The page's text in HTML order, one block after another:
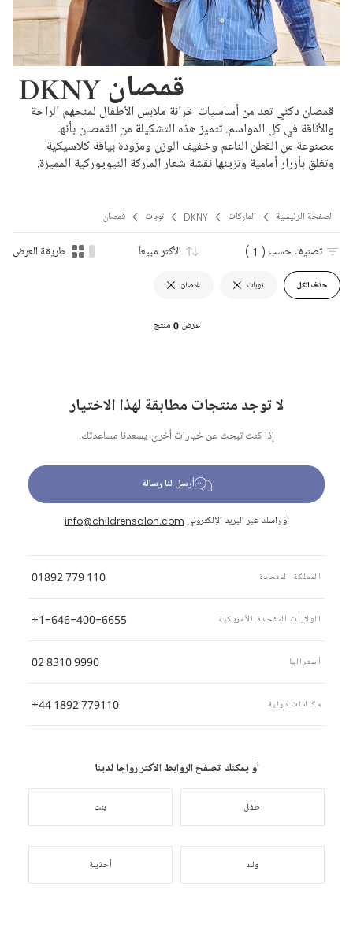
DKNY قمصان
قمصان دكني تعد من أساسيات خزانة ملابس الأطفال لمنحهم الراحة
والأناقة في كل المواسم. تتميز هذه التشكيلة من القمصان بأنها
مصنوعة من القطن الناعم وخفيف الوزن ومزودة بياقة كلاسيكية
وتغلق بأزرار أمامية وتزينها نقشة شعار الماركة النيويوركية المميزة.
الصفحة الرئيسية الماركات DKNY توبات قمصان
حذف الكل توبات قمصان
تصنيف حسب ( 1 ) الأكثر مبيعاً طريقة العرض
عرض0 منتج
لا توجد منتجات مطابقة لهذا الاختيار
إذا كنت تبحث عن خيارات أخرى، يسعدنا مساعدتك.
أرسل لنا رسالة
أو راسلنا عبر البريد الإلكتروني info@childrensalon.com
المملكة المتحدة 01892 779 110
الولايات المتّحدة الأمريكية +1-646-400-6655
أستراليا 02 8310 9990
مكالمات دولية +44 1892 779110
أو يمكنك تصفح الروابط الأكثر رواجا لدينا
طفل بنت
ولـد أحذيـة